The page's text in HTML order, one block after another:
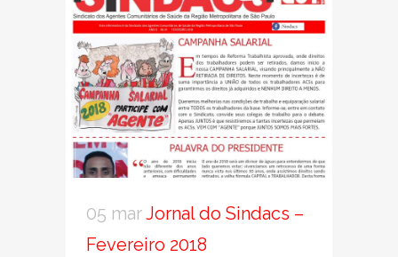
05 marJornal do Sindacs –
Fevereiro 2018